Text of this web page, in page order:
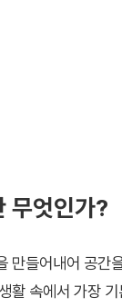
무엇인가?
만들어내어 공간
활 속에서 가장